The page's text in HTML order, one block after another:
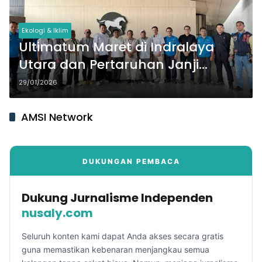
Ekologi & Iklim
Ultimatum Maret di Indralaya
Utara dan Pertaruhan Janji
Teknologi PT SPF
29/01/2026
AMSI Network
DUKUNGAN PEMBACA
Dukung Jurnalisme Independen
nusaly.com
Seluruh konten kami dapat Anda akses secara gratis
guna memastikan kebenaran menjangkau semua